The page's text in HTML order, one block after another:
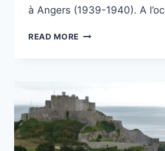
à Angers (1939-1940). A
READ MORE NICOLAS
CONFLUENCE
ANGEVINE
ENTRE
ANJOU,
BRETAGNE